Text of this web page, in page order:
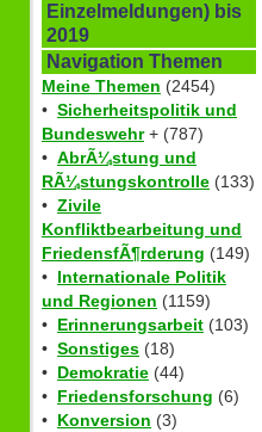
Einzelmeldungen) bis
2019
Navigation Themen
Meine Themen (2454)
• Sicherheitspolitik und
Bundeswehr+ (787)
• AbrÃ¼stung und
RÃ¼stungskontrolle (133)
• Zivile
Konfliktbearbeitung und
FriedensfÃ¶rderung (149)
• Internationale Politik
und Regionen (1159)
• Erinnerungsarbeit (103)
• Sonstiges (18)
• Demokratie (44)
• Friedensforschung (6)
• Konversion (3)